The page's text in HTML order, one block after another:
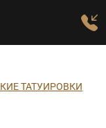
ТАТУИРОВКИ